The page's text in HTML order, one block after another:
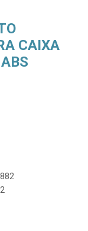
CAIXA